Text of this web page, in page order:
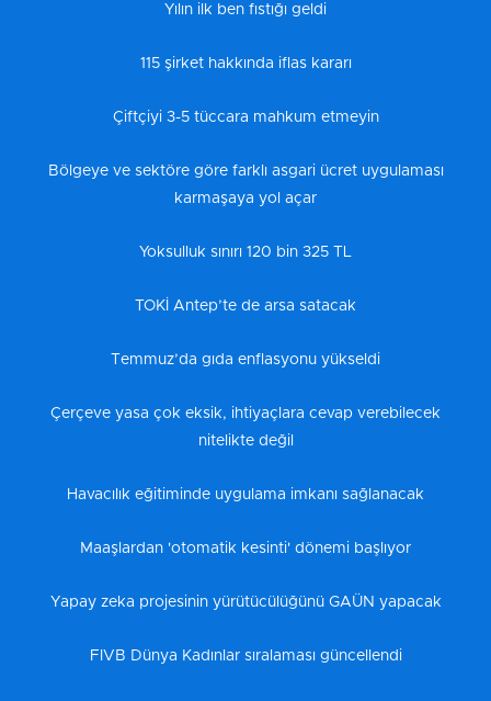
Yılın ilk ben fıstığı geldi
115 şirket hakkında iflas kararı
Çiftçiyi 3-5 tüccara mahkum etmeyin
Bölgeye ve sektöre göre farklı asgari ücret uygulaması
karmaşaya yol açar
Yoksulluk sınırı 120 bin 325 TL
TOKİ Antep’te de arsa satacak
Temmuz’da gıda enflasyonu yükseldi
Çerçeve yasa çok eksik, ihtiyaçlara cevap verebilecek
nitelikte değil
Havacılık eğitiminde uygulama imkanı sağlanacak
Maaşlardan 'otomatik kesinti' dönemi başlıyor
Yapay zeka projesinin yürütücülüğünü GAÜN yapacak
FIVB Dünya Kadınlar sıralaması güncellendi